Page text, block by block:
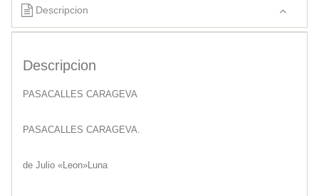
Descripcion
Descripcion
PASACALLES CARAGEVA
PASACALLES CARAGEVA.
de Julio «Leon»Luna